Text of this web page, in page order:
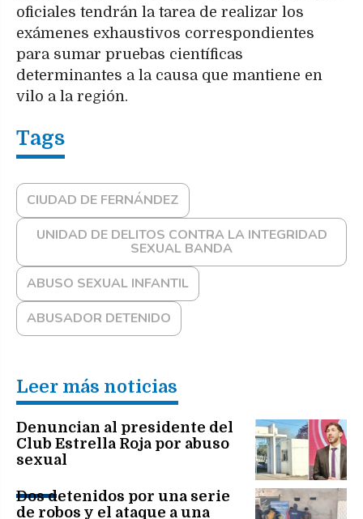
oficiales tendrán la tarea de realizar los
exámenes exhaustivos correspondientes
para sumar pruebas científicas
determinantes a la causa que mantiene en
vilo a la región.
CIUDAD DE FERNÁNDEZ
UNIDAD DE DELITOS CONTRA LA INTEGRIDAD
SEXUAL BANDA
ABUSO SEXUAL INFANTIL
ABUSADOR DETENIDO
Leer más noticias
Denuncian al presidente del
Club Estrella Roja por abuso
sexual
Dos detenidos por una serie
de robos y el ataque a una